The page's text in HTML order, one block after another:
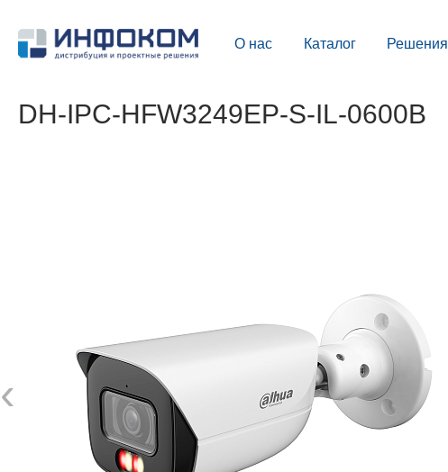
О нас Каталог Решения
DH-IPC-HFW3249EP-S-IL-0600B
‹